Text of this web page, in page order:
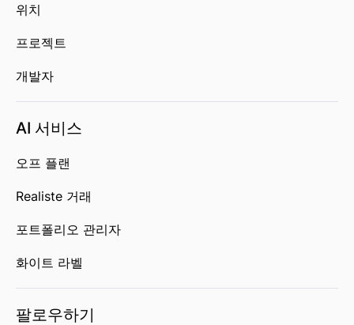
위치
프로젝트
개발자
AI 서비스
오프 플랜
Realiste 거래
포트폴리오 관리자
화이트 라벨
팔로우하기